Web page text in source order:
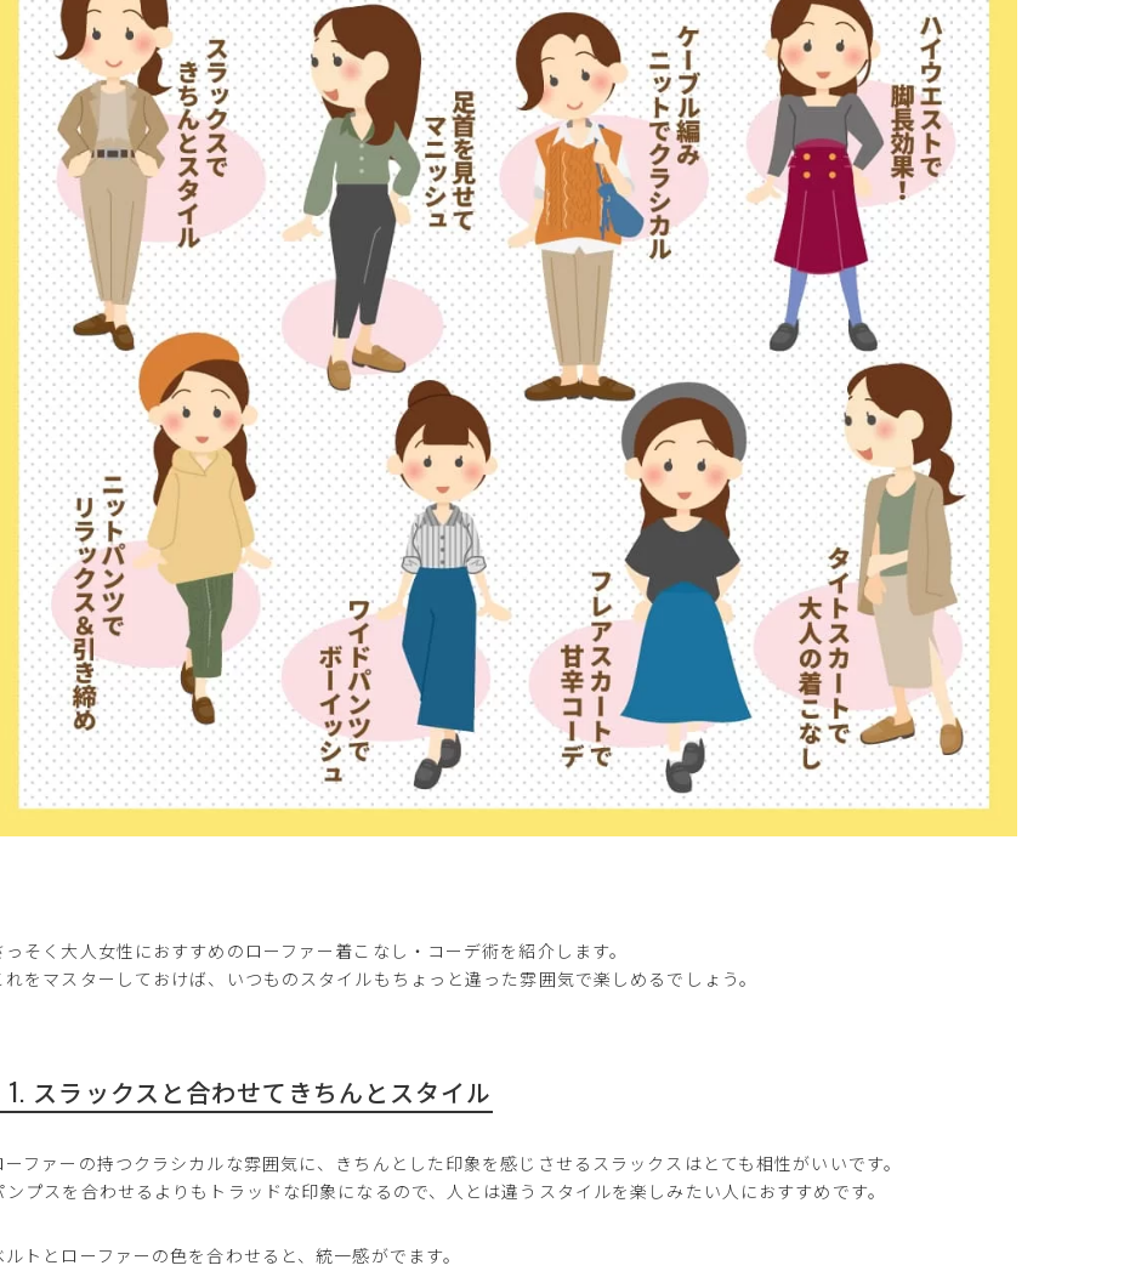
っそく大人女性におすすめのローファー着こなし・コーデ術を紹介します。
れをマスターしておけば、いつものスタイルもちょっと違った雰囲気で楽しめるでしょう。
1. スラックスと合わせてきちんとスタイル
ーファーの持つクラシカルな雰囲気に、きちんとした印象を感じさせるスラックスはとても相性がいいです。
ンプスを合わせるよりもトラッドな印象になるので、人とは違うスタイルを楽しみたい人におすすめです。
ルトとローファーの色を合わせると、統一感がでます。